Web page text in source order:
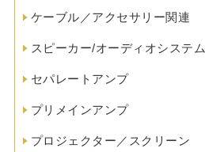
ケーブル／アクセサリー関連
スピーカー/オーディオシステム
セパレートアンプ
プリメインアンプ
プロジェクター／スクリーン